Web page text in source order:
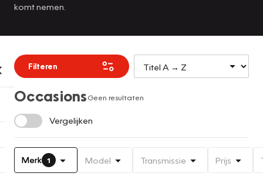
komt nemen.
Filteren
OccasionsGeen resultaten
Vergelijken
Merk 1 Model Transmissie Prijs